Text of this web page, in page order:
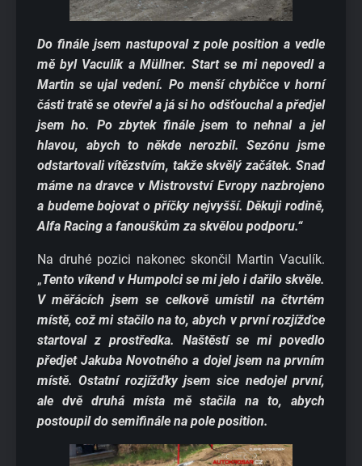
Do finále jsem nastupoval z pole position a vedle
mě byl Vaculík a Müllner. Start se mi nepovedl a
Martin se ujal vedení. Po menší chybičce v horní
části tratě se otevřel a já si ho odšťouchal a předjel
jsem ho. Po zbytek finále jsem to nehnal a jel
hlavou, abych to někde nerozbil. Sezónu jsme
odstartovali vítězstvím, takže skvělý začátek. Snad
máme na dravce v Mistrovství Evropy nazbrojeno
a budeme bojovat o příčky nejvyšší. Děkuji rodině,
Alfa Racing a fanouškům za skvělou podporu.“
Na druhé pozici nakonec skončil Martin Vaculík.
„Tento víkend v Humpolci se mi jelo i dařilo skvěle.
V měřácích jsem se celkově umístil na čtvrtém
místě, což mi stačilo na to, abych v první rozjížďce
startoval z prostředka. Naštěstí se mi povedlo
předjet Jakuba Novotného a dojel jsem na prvním
místě. Ostatní rozjížďky jsem sice nedojel první,
ale dvě druhá místa mě stačila na to, abych
postoupil do semifinále na pole position.